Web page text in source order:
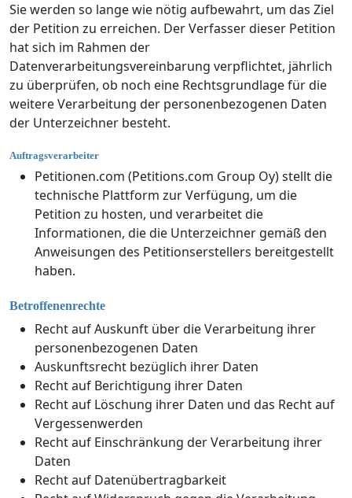
Sie werden so lange wie nötig aufbewahrt, um das Ziel
der Petition zu erreichen. Der Verfasser dieser Petition
hat sich im Rahmen der
Datenverarbeitungsvereinbarung verpflichtet, jährlich
zu überprüfen, ob noch eine Rechtsgrundlage für die
weitere Verarbeitung der personenbezogenen Daten
der Unterzeichner besteht.
Auftragsverarbeiter
Petitionen.com (Petitions.com Group Oy) stellt die
technische Plattform zur Verfügung, um die
Petition zu hosten, und verarbeitet die
Informationen, die die Unterzeichner gemäß den
Anweisungen des Petitionserstellers bereitgestellt
haben.
Betroffenenrechte
Recht auf Auskunft über die Verarbeitung ihrer
personenbezogenen Daten
Auskunftsrecht bezüglich ihrer Daten
Recht auf Berichtigung ihrer Daten
Recht auf Löschung ihrer Daten und das Recht auf
Vergessenwerden
Recht auf Einschränkung der Verarbeitung ihrer
Daten
Recht auf Datenübertragbarkeit